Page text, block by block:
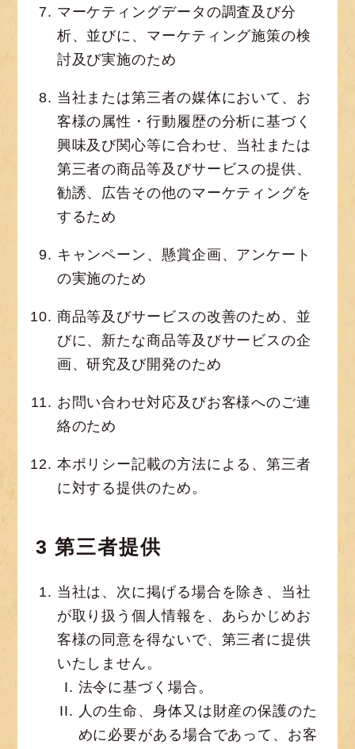
マーケティングデータの調査及び分
析、並びに、マーケティング施策の検
討及び実施のため
当社または第三者の媒体において、お
客様の属性・行動履歴の分析に基づく
興味及び関心等に合わせ、当社または
第三者の商品等及びサービスの提供、
勧誘、広告その他のマーケティングを
するため
キャンペーン、懸賞企画、アンケート
の実施のため
商品等及びサービスの改善のため、並
びに、新たな商品等及びサービスの企
画、研究及び開発のため
お問い合わせ対応及びお客様へのご連
絡のため
本ポリシー記載の方法による、第三者
に対する提供のため。
3 第三者提供
当社は、次に掲げる場合を除き、当社
が取り扱う個人情報を、あらかじめお
客様の同意を得ないで、第三者に提供
いたしません。
法令に基づく場合。
人の生命、身体又は財産の保護のた
めに必要がある場合であって、お客